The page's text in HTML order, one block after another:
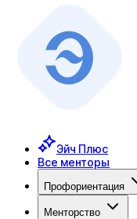
Эйч Плюс
Все менторы
Профориентация
Менторство